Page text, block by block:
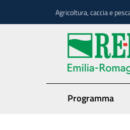
Agricoltura, caccia e
Programma